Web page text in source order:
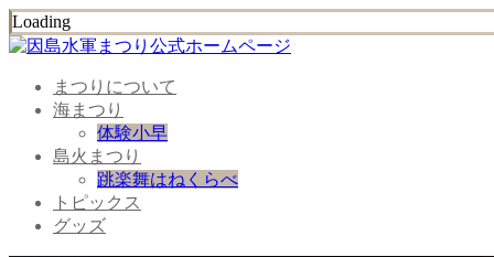
Loading
まつりについて
海まつり
体験小早
島火まつり
跳楽舞はねくらべ
トピックス
グッズ